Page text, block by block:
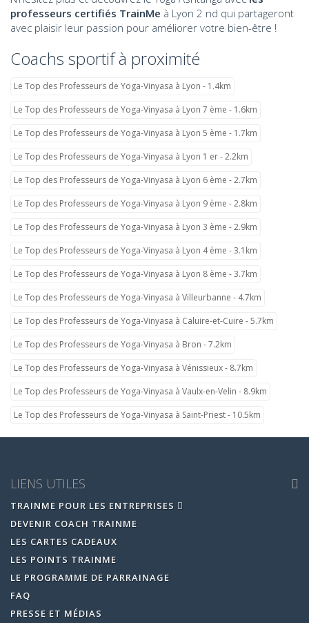
professeurs certifiés TrainMe à Lyon 2 nd qui partageront
avec plaisir leur passion pour améliorer votre bien-être !
Coachs sportif à proximité
Le Top des Professeurs de Yoga-Vinyasa à Lyon - 1.4km
Le Top des Professeurs de Yoga-Vinyasa à Lyon 7 ème - 1.6km
Le Top des Professeurs de Yoga-Vinyasa à Lyon 5 ème - 1.7km
Le Top des Professeurs de Yoga-Vinyasa à Lyon 1 er - 2.2km
Le Top des Professeurs de Yoga-Vinyasa à Lyon 6 ème - 2.7km
Le Top des Professeurs de Yoga-Vinyasa à Lyon 9 ème - 2.8km
Le Top des Professeurs de Yoga-Vinyasa à Lyon 3 ème - 2.9km
Le Top des Professeurs de Yoga-Vinyasa à Lyon 4 ème - 3.1km
Le Top des Professeurs de Yoga-Vinyasa à Lyon 8 ème - 3.7km
Le Top des Professeurs de Yoga-Vinyasa à Villeurbanne - 4.7km
Le Top des Professeurs de Yoga-Vinyasa à Caluire-et-Cuire - 5.7km
Le Top des Professeurs de Yoga-Vinyasa à Bron - 7.2km
Le Top des Professeurs de Yoga-Vinyasa à Vénissieux - 8.7km
Le Top des Professeurs de Yoga-Vinyasa à Vaulx-en-Velin - 8.9km
Le Top des Professeurs de Yoga-Vinyasa à Saint-Priest - 10.5km
LIENS UTILES
TRAINME POUR LES ENTREPRISES
DEVENIR COACH TRAINME
LES CARTES CADEAUX
LES POINTS TRAINME
LE PROGRAMME DE PARRAINAGE
FAQ
PRESSE ET MÉDIAS